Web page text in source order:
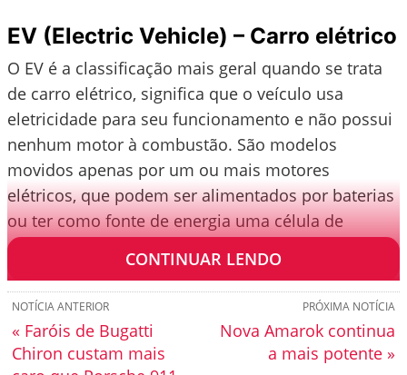
EV (Electric Vehicle) – Carro elétrico
O EV é a classificação mais geral quando se trata
de carro elétrico, significa que o veículo usa
eletricidade para seu funcionamento e não possui
nenhum motor à combustão. São modelos
movidos apenas por um ou mais motores
elétricos, que podem ser alimentados por baterias
ou ter como fonte de energia uma célula de
combustível.
CONTINUAR LENDO
PRÓXIMA NOTÍCIA
Nova Amarok continua
a mais potente »
NOTÍCIA ANTERIOR
« Faróis de Bugatti
Chiron custam mais